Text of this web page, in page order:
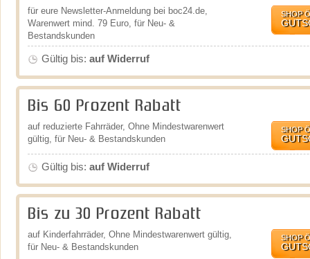
für eure Newsletter-Anmeldung bei boc24.de,
Warenwert mind. 79 Euro, für Neu- &
Bestandskunden
SHOP
Gültig bis: auf Widerruf
Bis 60 Prozent Rabatt
auf reduzierte Fahrräder, Ohne Mindestwarenwert
gültig, für Neu- & Bestandskunden
SHOP
Gültig bis: auf Widerruf
Bis zu 30 Prozent Rabatt
auf Kinderfahrräder, Ohne Mindestwarenwert gültig,
für Neu- & Bestandskunden
SHOP